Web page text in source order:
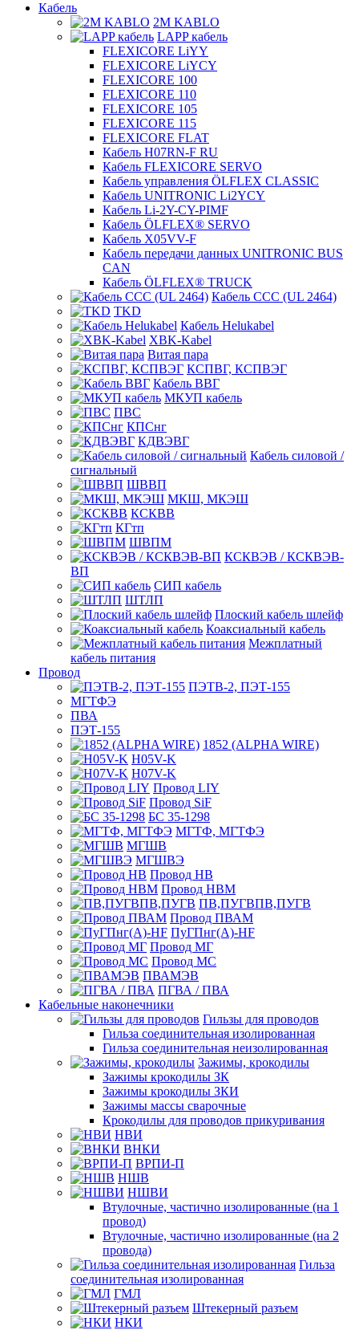
Кабель
2M KABLO
LAPP кабель
FLEXICORE LiYY
FLEXICORE LiYCY
FLEXICORE 100
FLEXICORE 110
FLEXICORE 105
FLEXICORE 115
FLEXICORE FLAT
Кабель H07RN-F RU
Кабель FLEXICORE SERVO
Кабель управления ÖLFLEX CLASSIC
Кабель UNITRONIC Li2YCY
Кабель Li-2Y-CY-PIMF
Кабель ÖLFLEX® SERVO
Кабель X05VV-F
Кабель передачи данных UNITRONIC BUS
CAN
Кабель ÖLFLEX® TRUCK
Кабель CCC (UL 2464)
TKD
Кабель Helukabel
XBK-Kabel
Витая пара
КСПВГ, КСПВЭГ
Кабель ВВГ
МКУП кабель
ПВС
КПСнг
КДВЭВГ
Кабель силовой /
сигнальный
ШВВП
МКШ, МКЭШ
КСКВВ
КГтп
ШВПМ
КСКВЭВ / КСКВЭВ-
ВП
СИП кабель
ШТЛП
Плоский кабель шлейф
Коаксиальный кабель
Межплатный
кабель питания
Провод
ПЭТВ-2, ПЭТ-155
МГТФЭ
ПВА
ПЭТ-155
1852 (ALPHA WIRE)
H05V-K
H07V-K
Провод LIY
Провод SiF
БС 35-1298
МГТФ, МГТФЭ
МГШВ
МГШВЭ
Провод НВ
Провод НВМ
ПВ,ПУГВПВ,ПУГВ
Провод ПВАМ
ПуГПнг(A)-HF
Провод МГ
Провод МС
ПВАМЭВ
ПГВА / ПВА
Кабельные наконечники
Гильзы для проводов
Гильза соединительная изолированная
Гильза соединительная неизолированная
Зажимы, крокодилы
Зажимы крокодилы ЗК
Зажимы крокодилы ЗКИ
Зажимы массы сварочные
Крокодилы для проводов прикуривания
НВИ
ВНКИ
ВРПИ-П
НШВ
НШВИ
Втулочные, частично изолированные (на 1
провод)
Втулочные, частично изолированные (на 2
провода)
Гильза
соединительная изолированная
ГМЛ
Штекерный разъем
НКИ